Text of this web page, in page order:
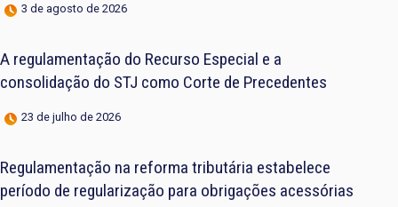
3 de agosto de 2026
A regulamentação do Recurso Especial e a
consolidação do STJ como Corte de Precedentes
23 de julho de 2026
Regulamentação na reforma tributária estabelece
período de regularização para obrigações acessórias